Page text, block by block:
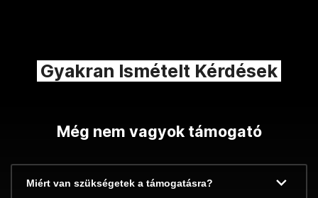
Gyakran Ismételt Kérdések
Még nem vagyok támogató
Miért van szükségetek a támogatásra?